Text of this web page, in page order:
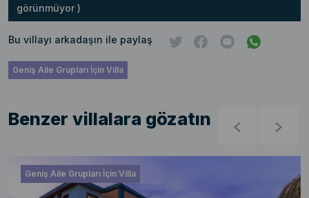
görünmüyor )
Bu villayı arkadaşın ile paylaş
Geniş Aile Grupları İçin Villa
Benzer villalara gözatın
Geniş Aile Grupları İçin Villa